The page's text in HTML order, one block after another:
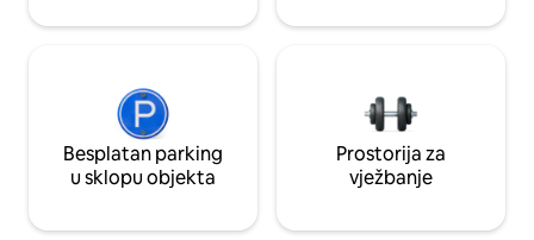
Besplatan parking
u sklopu objekta
Prostorija za
vježbanje